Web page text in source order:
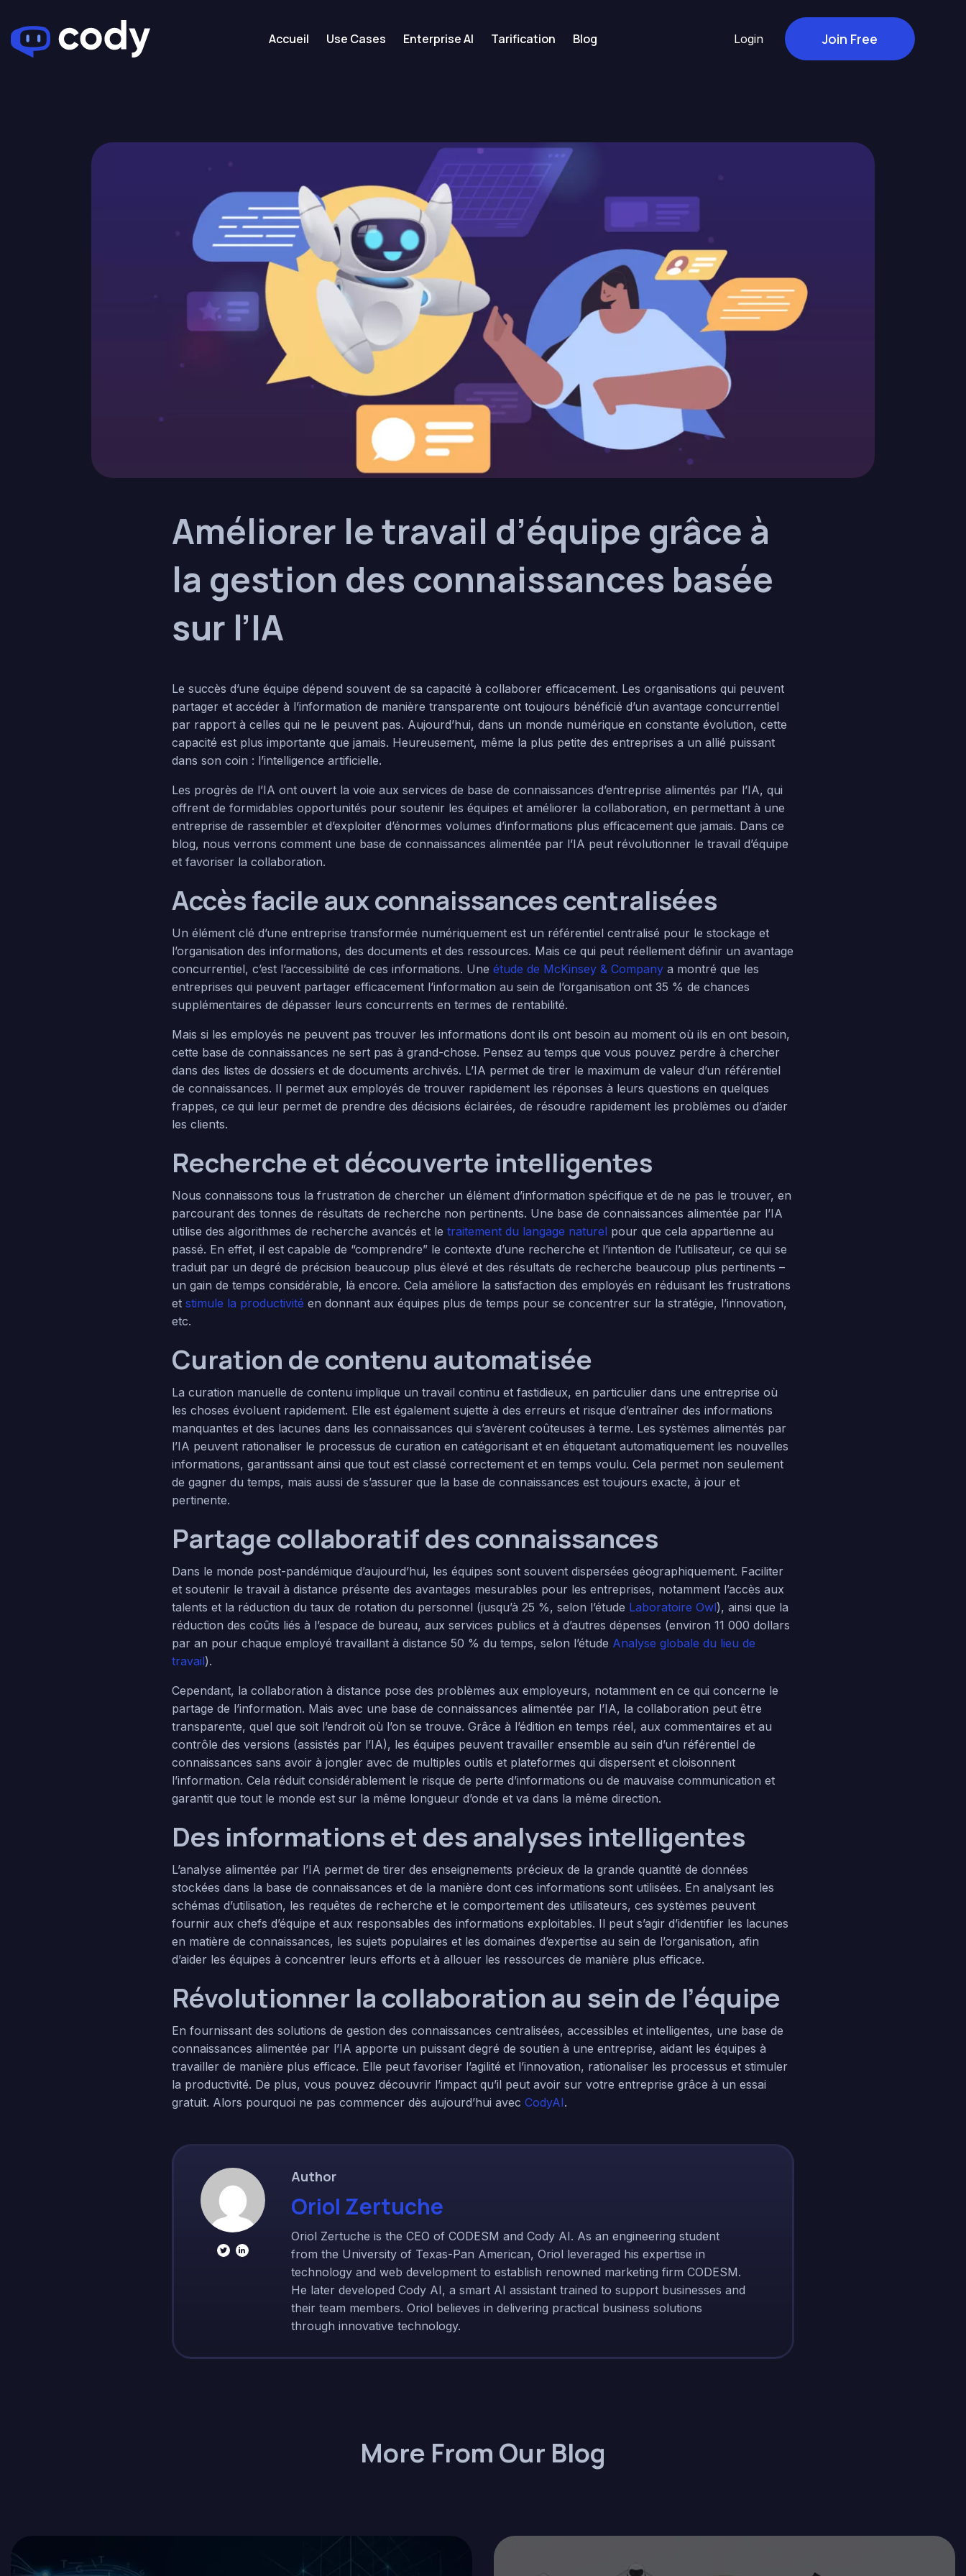
Accueil Use Cases Enterprise AI Tarification Blog Login Join Free
Améliorer le travail d’équipe grâce à
la gestion des connaissances basée
sur l’IA
Le succès d’une équipe dépend souvent de sa capacité à collaborer efficacement. Les organisations qui peuvent
partager et accéder à l’information de manière transparente ont toujours bénéficié d’un avantage concurrentiel
par rapport à celles qui ne le peuvent pas. Aujourd’hui, dans un monde numérique en constante évolution, cette
capacité est plus importante que jamais. Heureusement, même la plus petite des entreprises a un allié puissant
dans son coin : l’intelligence artificielle.
Les progrès de l’IA ont ouvert la voie aux services de base de connaissances d’entreprise alimentés par l’IA, qui
offrent de formidables opportunités pour soutenir les équipes et améliorer la collaboration, en permettant à une
entreprise de rassembler et d’exploiter d’énormes volumes d’informations plus efficacement que jamais. Dans ce
blog, nous verrons comment une base de connaissances alimentée par l’IA peut révolutionner le travail d’équipe
et favoriser la collaboration.
Accès facile aux connaissances centralisées
Un élément clé d’une entreprise transformée numériquement est un référentiel centralisé pour le stockage et
l’organisation des informations, des documents et des ressources. Mais ce qui peut réellement définir un avantage
concurrentiel, c’est l’accessibilité de ces informations. Une étude de McKinsey & Company a montré que les
entreprises qui peuvent partager efficacement l’information au sein de l’organisation ont 35 % de chances
supplémentaires de dépasser leurs concurrents en termes de rentabilité.
Mais si les employés ne peuvent pas trouver les informations dont ils ont besoin au moment où ils en ont besoin,
cette base de connaissances ne sert pas à grand-chose. Pensez au temps que vous pouvez perdre à chercher
dans des listes de dossiers et de documents archivés. L’IA permet de tirer le maximum de valeur d’un référentiel
de connaissances. Il permet aux employés de trouver rapidement les réponses à leurs questions en quelques
frappes, ce qui leur permet de prendre des décisions éclairées, de résoudre rapidement les problèmes ou d’aider
les clients.
Recherche et découverte intelligentes
Nous connaissons tous la frustration de chercher un élément d’information spécifique et de ne pas le trouver, en
parcourant des tonnes de résultats de recherche non pertinents. Une base de connaissances alimentée par l’IA
utilise des algorithmes de recherche avancés et le traitement du langage naturel pour que cela appartienne au
passé. En effet, il est capable de “comprendre” le contexte d’une recherche et l’intention de l’utilisateur, ce qui se
traduit par un degré de précision beaucoup plus élevé et des résultats de recherche beaucoup plus pertinents –
un gain de temps considérable, là encore. Cela améliore la satisfaction des employés en réduisant les frustrations
et stimule la productivité en donnant aux équipes plus de temps pour se concentrer sur la stratégie, l’innovation,
etc.
Curation de contenu automatisée
La curation manuelle de contenu implique un travail continu et fastidieux, en particulier dans une entreprise où
les choses évoluent rapidement. Elle est également sujette à des erreurs et risque d’entraîner des informations
manquantes et des lacunes dans les connaissances qui s’avèrent coûteuses à terme. Les systèmes alimentés par
l’IA peuvent rationaliser le processus de curation en catégorisant et en étiquetant automatiquement les nouvelles
informations, garantissant ainsi que tout est classé correctement et en temps voulu. Cela permet non seulement
de gagner du temps, mais aussi de s’assurer que la base de connaissances est toujours exacte, à jour et
pertinente.
Partage collaboratif des connaissances
Dans le monde post-pandémique d’aujourd’hui, les équipes sont souvent dispersées géographiquement. Faciliter
et soutenir le travail à distance présente des avantages mesurables pour les entreprises, notamment l’accès aux
talents et la réduction du taux de rotation du personnel (jusqu’à 25 %, selon l’étude Laboratoire Owl), ainsi que la
réduction des coûts liés à l’espace de bureau, aux services publics et à d’autres dépenses (environ 11 000 dollars
par an pour chaque employé travaillant à distance 50 % du temps, selon l’étude Analyse globale du lieu de
travail).
Cependant, la collaboration à distance pose des problèmes aux employeurs, notamment en ce qui concerne le
partage de l’information. Mais avec une base de connaissances alimentée par l’IA, la collaboration peut être
transparente, quel que soit l’endroit où l’on se trouve. Grâce à l’édition en temps réel, aux commentaires et au
contrôle des versions (assistés par l’IA), les équipes peuvent travailler ensemble au sein d’un référentiel de
connaissances sans avoir à jongler avec de multiples outils et plateformes qui dispersent et cloisonnent
l’information. Cela réduit considérablement le risque de perte d’informations ou de mauvaise communication et
garantit que tout le monde est sur la même longueur d’onde et va dans la même direction.
Des informations et des analyses intelligentes
L’analyse alimentée par l’IA permet de tirer des enseignements précieux de la grande quantité de données
stockées dans la base de connaissances et de la manière dont ces informations sont utilisées. En analysant les
schémas d’utilisation, les requêtes de recherche et le comportement des utilisateurs, ces systèmes peuvent
fournir aux chefs d’équipe et aux responsables des informations exploitables. Il peut s’agir d’identifier les lacunes
en matière de connaissances, les sujets populaires et les domaines d’expertise au sein de l’organisation, afin
d’aider les équipes à concentrer leurs efforts et à allouer les ressources de manière plus efficace.
Révolutionner la collaboration au sein de l’équipe
En fournissant des solutions de gestion des connaissances centralisées, accessibles et intelligentes, une base de
connaissances alimentée par l’IA apporte un puissant degré de soutien à une entreprise, aidant les équipes à
travailler de manière plus efficace. Elle peut favoriser l’agilité et l’innovation, rationaliser les processus et stimuler
la productivité. De plus, vous pouvez découvrir l’impact qu’il peut avoir sur votre entreprise grâce à un essai
gratuit. Alors pourquoi ne pas commencer dès aujourd’hui avec CodyAI.
Author
Oriol Zertuche
Oriol Zertuche is the CEO of CODESM and Cody AI. As an engineering student
from the University of Texas-Pan American, Oriol leveraged his expertise in
technology and web development to establish renowned marketing firm CODESM.
He later developed Cody AI, a smart AI assistant trained to support businesses and
their team members. Oriol believes in delivering practical business solutions
through innovative technology.
More From Our Blog